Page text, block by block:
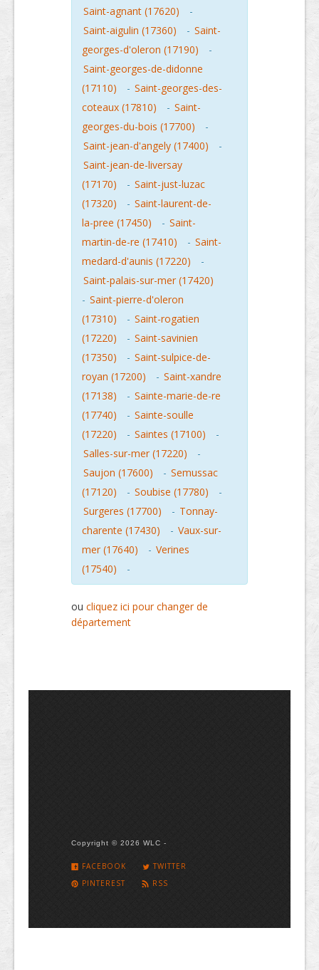
Saint-agnant (17620)
-
Saint-aigulin (17360)
- Saint-
georges-d'oleron (17190)
-
Saint-georges-de-didonne
(17110)
- Saint-georges-des-
coteaux (17810)
- Saint-
georges-du-bois (17700)
-
Saint-jean-d'angely (17400)
-
Saint-jean-de-liversay
(17170)
- Saint-just-luzac
(17320)
- Saint-laurent-de-
la-pree (17450)
- Saint-
martin-de-re (17410)
- Saint-
medard-d'aunis (17220)
-
Saint-palais-sur-mer (17420)
- Saint-pierre-d'oleron
(17310)
- Saint-rogatien
(17220)
- Saint-savinien
(17350)
- Saint-sulpice-de-
royan (17200)
- Saint-xandre
(17138)
- Sainte-marie-de-re
(17740)
- Sainte-soulle
(17220)
- Saintes (17100)
-
Salles-sur-mer (17220)
-
Saujon (17600)
- Semussac
(17120)
- Soubise (17780)
-
Surgeres (17700)
- Tonnay-
charente (17430)
- Vaux-sur-
mer (17640)
- Verines
(17540)
-
ou cliquez ici pour changer de
département
Copyright © 2026 WLC -
FACEBOOK
TWITTER
PINTEREST
RSS